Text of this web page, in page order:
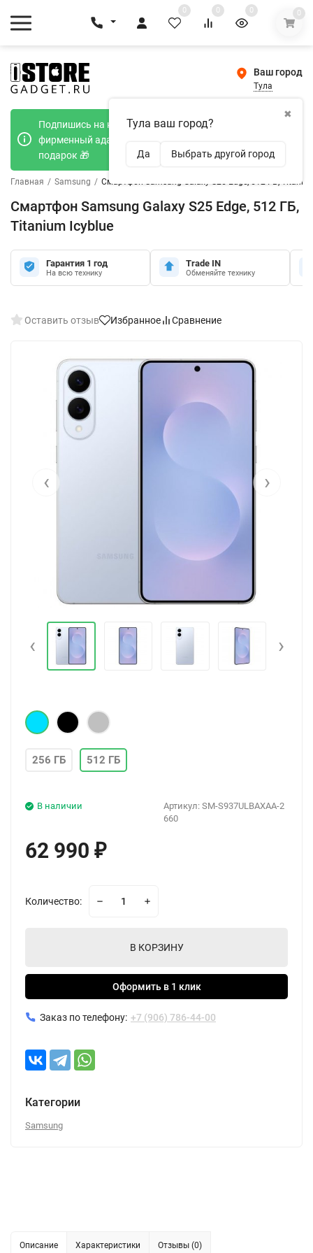
0 0 0 0
Ваш город
Тула
✖
Тула ваш город?
Да Выбрать другой город
Подпишись на наш телеграмм канал и получи
фирменный адаптер Type-C 20W при покупке в
подарок 🎁
Главная / Samsung / Смартфон Samsung Galaxy S25 Edge, 512 ГБ,
Смартфон Samsung Galaxy S25 Edge, 512 ГБ,
Titanium Icyblue
Гарантия 1 год
На всю технику
Trade IN
Обменяйте технику
Оставить отзыв Избранное Сравнение
‹ ›
‹ ›
256 ГБ 512 ГБ
Артикул: SM-S937ULBAXAA-2
660
В наличии
62 990 ₽
Количество:
В КОРЗИНУ
Оформить в 1 клик
Заказ по телефону: +7 (906) 786-44-00
Категории
Samsung
Описание Характеристики Отзывы (0)